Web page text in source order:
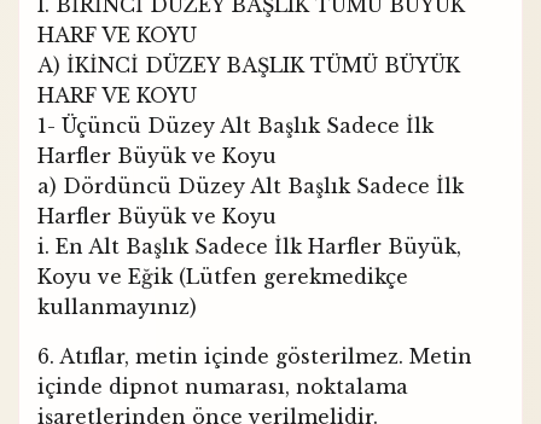
I. BİRİNCİ DÜZEY BAŞLIK TÜMÜ BÜYÜK
HARF VE KOYU
A) İKİNCİ DÜZEY BAŞLIK TÜMÜ BÜYÜK
HARF VE KOYU
1- Üçüncü Düzey Alt Başlık Sadece İlk
Harfler Büyük ve Koyu
a) Dördüncü Düzey Alt Başlık Sadece İlk
Harfler Büyük ve Koyu
i. En Alt Başlık Sadece İlk Harfler Büyük,
Koyu ve Eğik (Lütfen gerekmedikçe
kullanmayınız)
6. Atıflar, metin içinde gösterilmez. Metin
içinde dipnot numarası, noktalama
işaretlerinden önce verilmelidir.